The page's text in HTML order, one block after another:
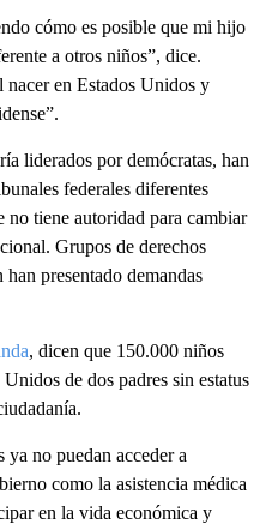
cómo es posible que mi hijo
a otros niños”, dice.
nacer en Estados Unidos y
liderados por demócratas, han
federales diferentes
no tiene autoridad para cambiar
Grupos de derechos
presentado demandas
, dicen que 150.000 niños
de dos padres sin estatus
no puedan acceder a
como la asistencia médica
en la vida económica y